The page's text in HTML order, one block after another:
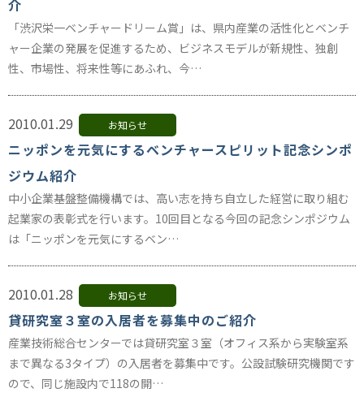
介
「渋沢栄一ベンチャードリーム賞」は、県内産業の活性化とベンチ
ャー企業の発展を促進するため、ビジネスモデルが新規性、独創
性、市場性、将来性等にあふれ、今…
2010.01.29 お知らせ
ニッポンを元気にするベンチャースピリット記念シンポ
ジウム紹介
中小企業基盤整備機構では、高い志を持ち自立した経営に取り組む
起業家の表彰式を行います。10回目となる今回の記念シンポジウム
は「ニッポンを元気にするベン…
2010.01.28 お知らせ
貸研究室３室の入居者を募集中のご紹介
産業技術総合センターでは貸研究室３室（オフィス系から実験室系
まで異なる3タイプ）の入居者を募集中です。公設試験研究機関です
ので、同じ施設内で118の開…